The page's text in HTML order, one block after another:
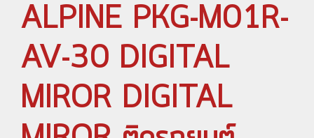
ALPINE PKG-M01R-
AV-30 DIGITAL
MIROR DIGITAL